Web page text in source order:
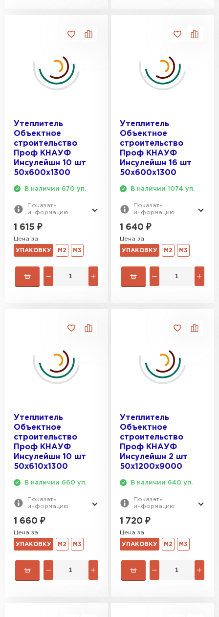
Утеплитель
Объектное
строительство
Проф КНАУФ
Инсулейшн 10 шт
50х600х1300
В наличии 670 уп.
Показать
информацию
1 615 ₽
Цена за
УПАКОВКУ М2 М3
Утеплитель
Объектное
строительство
Проф КНАУФ
Инсулейшн 16 шт
50х600х1300
В наличии 1074 уп.
Показать
информацию
1 640 ₽
Цена за
УПАКОВКУ М2 М3
Утеплитель
Объектное
строительство
Проф КНАУФ
Инсулейшн 10 шт
50х610х1300
В наличии 660 уп.
Показать
информацию
1 660 ₽
Цена за
УПАКОВКУ М2 М3
Утеплитель
Объектное
строительство
Проф КНАУФ
Инсулейшн 2 шт
50х1200х9000
В наличии 640 уп.
Показать
информацию
1 720 ₽
Цена за
УПАКОВКУ М2 М3